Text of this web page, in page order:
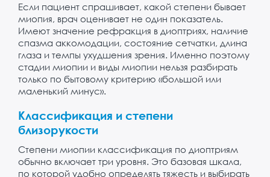
Если пациент спрашивает, какой степени бывает
миопия, врач оценивает не один показатель.
Имеют значение рефракция в диоптриях, наличие
спазма аккомодации, состояние сетчатки, длина
глаза и темпы ухудшения зрения. Именно поэтому
стадии миопии и виды миопии нельзя разбирать
только по бытовому критерию «большой или
маленький минус».
Классификация и степени
близорукости
Степени миопии классификация по диоптриям
обычно включает три уровня. Это базовая шкала,
по которой удобно определять тяжесть и выбирать